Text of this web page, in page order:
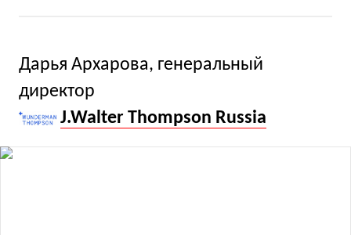
Дарья Архарова, генеральный
директор
J.Walter Thompson Russia